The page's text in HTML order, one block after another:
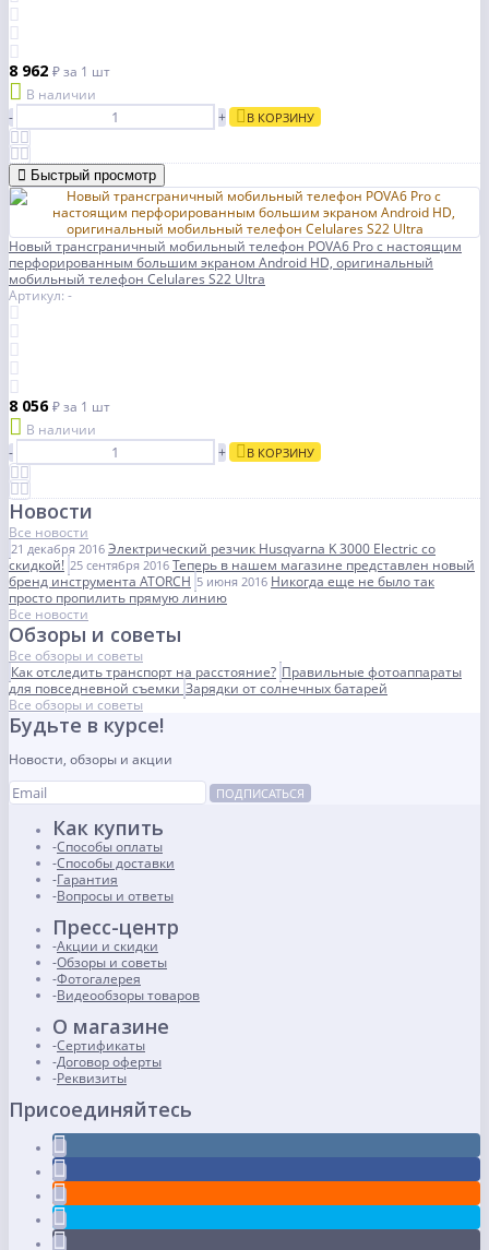
8 962 ₽за 1 шт
В наличии
-
+ В КОРЗИНУ
Быстрый просмотр
Новый трансграничный мобильный телефон POVA6 Pro с настоящим
перфорированным большим экраном Android HD, оригинальный
мобильный телефон Celulares S22 Ultra
Артикул: -
8 056₽за 1 шт
В наличии
-
+ В КОРЗИНУ
Новости
Все новости
21 декабря 2016 Электрический резчик Husqvarna K 3000 Electric со
скидкой! 25 сентября 2016 Теперь в нашем магазине представлен новый
бренд инструмента ATORCH 5 июня 2016 Никогда еще не было так
просто пропилить прямую линию
Все новости
Обзоры и советы
Все обзоры и советы
Как отследить транспорт на расстояние? Правильные фотоаппараты
для повседневной съемки Зарядки от солнечных батарей
Все обзоры и советы
Будьте в курсе!
Новости, обзоры и акции
ПОДПИСАТЬСЯ
Как купить
Способы оплаты
Способы доставки
Гарантия
Вопросы и ответы
Пресс-центр
Акции и скидки
Обзоры и советы
Фотогалерея
Видеообзоры товаров
О магазине
Сертификаты
Договор оферты
Реквизиты
Присоединяйтесь